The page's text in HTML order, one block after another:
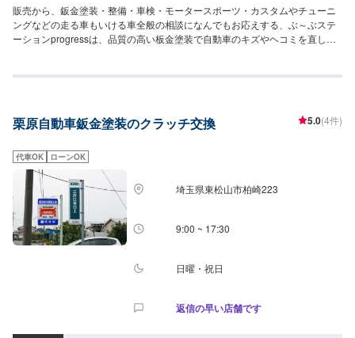
販売から、鈑金塗装・整備・車検・モータースポーツ・カスタムやチューニ
ングなどの走る車もいける車全般の相談になんでもお応えする、ぶ～ぶステ
ーションprogressは、品質の高い板金塗装で自動車のキズやヘコミを直しま
ので、お気軽にお問い合わせください。ブレーキパッドの交換や車内のクリ
ドバイスを心掛けております。--------------------------------------------------【1】オ
作業開始【4】仕上がり次第納車-----納期について-----納期は通常1日～2日程
度で納車となります。納期は前後する場合がございます。予め、ご了承くだ
さい。-----代車について-----無料の代車をご用意しています。お車の作業中は
代車をご利用ください。※代車の燃料代はお客様にご負担いただいておりま
す。-----ご来店時の注意、受付方法-----当工場は太田桐生インターチェンジか
ら５分入庫の際はお気をつけてお越しください。駐車スペースは工場前の空
いているスペースに駐車してください。受付はスタッフへ「メンテモで予約
休日：日曜日営業時間：9:00~19:00
栗原自動車鈑金塗装のクラッチ交換 5.0(4件)
代車OK ローンOK
埼玉県東松山市柏崎223
9:00 ~ 17:30
日曜・祝日
返信の早い店舗です